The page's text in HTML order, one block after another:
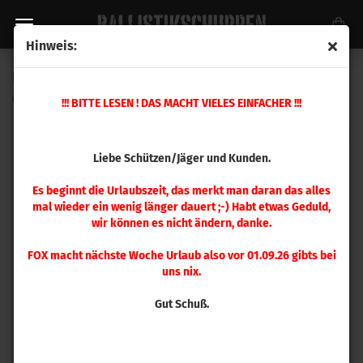
Hinweis:
!!! BITTE LESEN ! DAS MACHT VIELES EINFACHER !!!
Liebe Schützen/Jäger und Kunden.
Es beginnt die Urlaubszeit, das merkt man daran das alles
mal wieder ein wenig länger dauert ;-) Habt etwas Geduld,
wir können es nicht ändern, danke.
FOX macht nächste Woche Urlaub also vor 01.09.26 gibts bei
uns nix.
Gut Schuß.
30718)